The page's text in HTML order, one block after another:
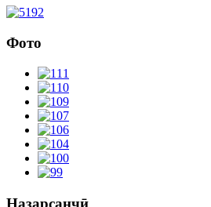
Фото
Назарсанҷӣ